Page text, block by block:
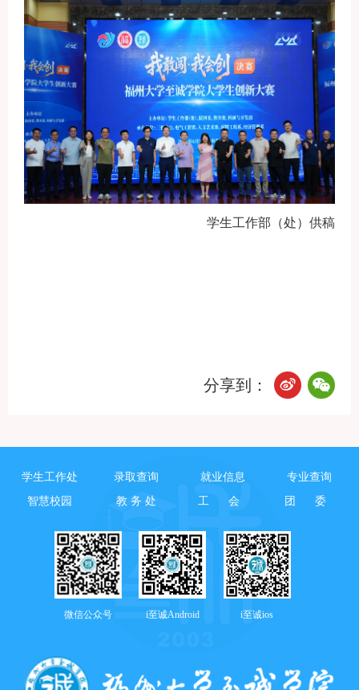
学生工作部（处）供稿
分享到：
学生工作处 录取查询 就业信息
专业查询
智慧校园
教 务 处 工 会 团 委
微信公众号 i至诚Android i至诚ios